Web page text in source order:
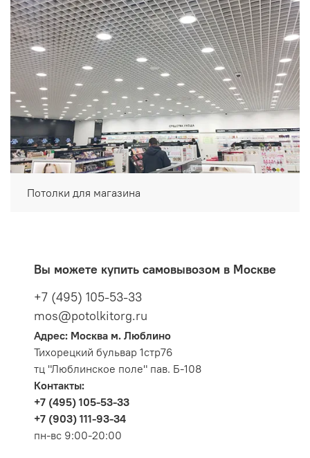
Потолки для магазина
Вы можете купить самовывозом в Москве
+7 (495) 105-53-33
mos@potolkitorg.ru
Адрес: Москва м. Люблино
Тихорецкий бульвар 1стр76
тц "Люблинское поле" пав. Б-108
Контакты:
+7 (495) 105-53-33
+7 (903) 111-93-34
пн-вс 9:00-20:00